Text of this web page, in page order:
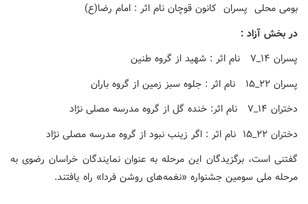
بومی محلی پسران کانون قوچان نام اثر : امام رضا(ع)
در بخش آزاد :
پسران ۱۴_۷ نام اثر : شهید از گروه طنین
پسران ۲۲_۱۵ نام اثر : جلوه سبز زمین از گروه باران
دختران ۱۴_۷ نام اثر: خنده گل از گروه مدرسه مصلی نژاد
دختران ۲۲_۱۵ نام اثر : اگر زینب نبود از گروه مدرسه مصلی نژاد
گفتنی است، برگزیدگان این مرحله به عنوان نمایندگان خراسان رضوی به
مرحله ملی سومین جشنواره «نغمه‌های روشن فردا» راه یافتند.